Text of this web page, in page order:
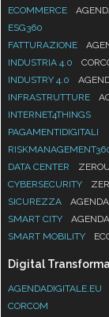
ECOMMERCE
ESG360
FATTURAZIONE
INDUSTRIA 4.0
INDUSTRY 4.0
INFRASTRUTTURE
INTERNET4THINGS
PAGAMENTIDIGITALI
DATA CENTER
CYBERSECURITY
SICUREZZA
SMART CITY
SMART MOBILITY
Digital
AGENDADIGITALE.EU
CORCOM